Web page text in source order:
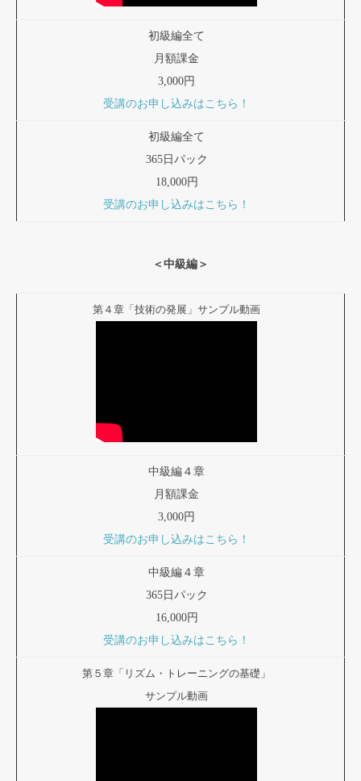
初級編全て
月額課金
3,000円
受講のお申し込みはこちら！
初級編全て
365日パック
18,000円
受講のお申し込みはこちら！
＜中級編＞
第４章「技術の発展」サンプル動画
中級編４章
月額課金
3,000円
受講のお申し込みはこちら！
中級編４章
365日パック
16,000円
受講のお申し込みはこちら！
第５章「リズム・トレーニングの基礎」
サンプル動画